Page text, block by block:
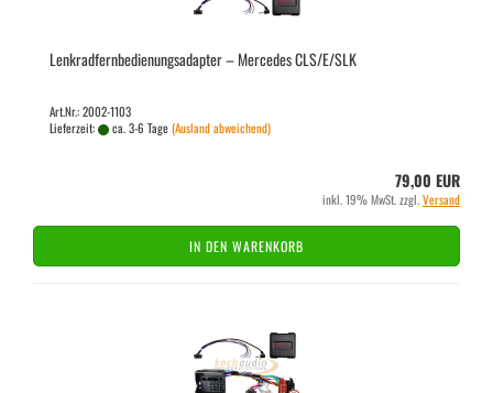
Lenk­rad­fern­be­die­nungs­ad­ap­ter – Mer­ce­des CLS/E/SLK
Art.Nr.: 2002-1103
Lieferzeit:
ca. 3-6 Tage(Ausland abweichend)
79,00 EUR
inkl. 19% MwSt. zzgl.Versand
IN DEN WARENKORB